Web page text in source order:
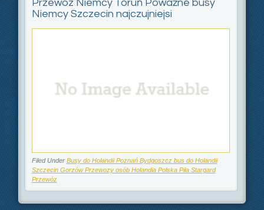
Przewóz Niemcy Toruń Poważne busy
Niemcy Szczecin najczujniejsi
Filed Under Busy do Holandii Poznań Bydgoszcz bus do Holandii
Szczecin Gorzów Przewozy osób Holandia Polska Piła Stargard
Przewóz